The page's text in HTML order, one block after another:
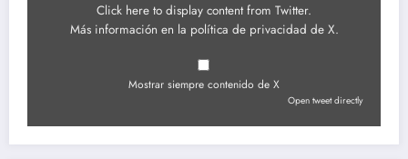
Click here to display content from Twitter.
Más información en la política de privacidad de X.
Mostrar siempre contenido de X
Open tweet directly